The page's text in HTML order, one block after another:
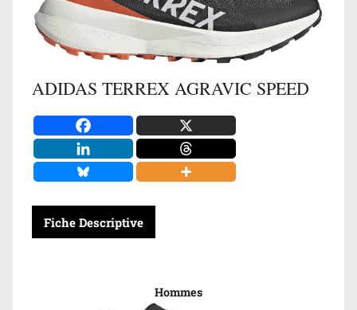
ADIDAS TERREX AGRAVIC SPEED
Fiche Descriptive
Hommes